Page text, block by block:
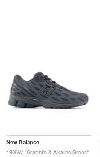
New Balance
1906W "Graphite & Alkaline Green"